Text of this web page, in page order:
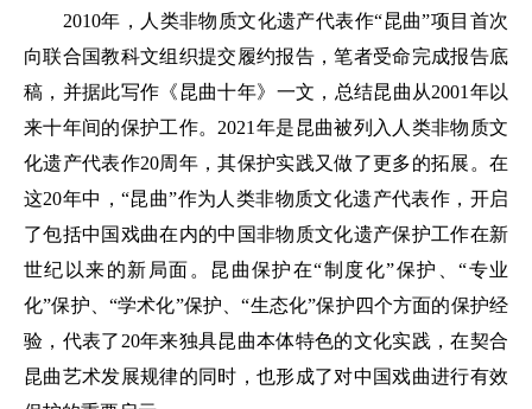
2010年，人类非物质文化遗产代表作“昆曲”项目首次
向联合国教科文组织提交履约报告，笔者受命完成报告底
稿，并据此写作《昆曲十年》一文，总结昆曲从2001年以
来十年间的保护工作。2021年是昆曲被列入人类非物质文
化遗产代表作20周年，其保护实践又做了更多的拓展。在
这20年中，“昆曲”作为人类非物质文化遗产代表作，开启
了包括中国戏曲在内的中国非物质文化遗产保护工作在新
世纪以来的新局面。昆曲保护在“制度化”保护、“专业
化”保护、“学术化”保护、“生态化”保护四个方面的保护经
验，代表了20年来独具昆曲本体特色的文化实践，在契合
昆曲艺术发展规律的同时，也形成了对中国戏曲进行有效